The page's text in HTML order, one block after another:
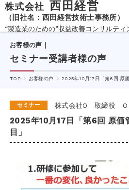
株式会社 西田経営
（旧社名：西田経営技術士事務所）
“製造業のための”収益改善コンサルティ
お客様の声｜
セミナー受講者様の声
TOP お客様の声 2025年10月17日「第6回 原
セミナー 株式会社O 取締役 O
2025年10月17日「第6回 原価
目」